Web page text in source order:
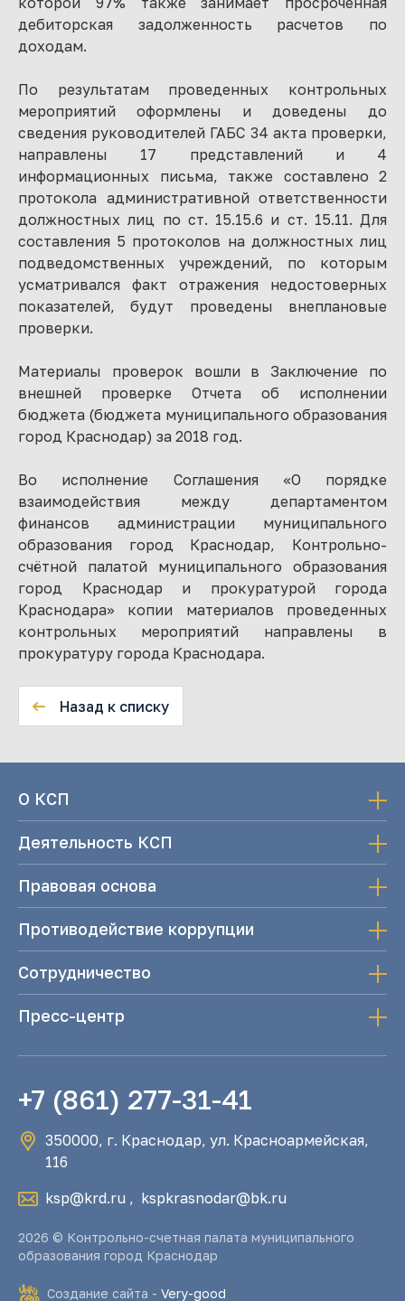
дебиторская задолженность расчетов по
доходам.
По результатам проведенных контрольных
мероприятий оформлены и доведены до
сведения руководителей ГАБС 34 акта проверки,
направлены 17 представлений и 4
информационных письма, также составлено 2
протокола административной ответственности
должностных лиц по ст. 15.15.6 и ст. 15.11. Для
составления 5 протоколов на должностных лиц
подведомственных учреждений, по которым
усматривался факт отражения недостоверных
показателей, будут проведены внеплановые
проверки.
Материалы проверок вошли в Заключение по
внешней проверке Отчета об исполнении
бюджета (бюджета муниципального образования
город Краснодар) за 2018 год.
Во исполнение Соглашения «О порядке
взаимодействия между департаментом
финансов администрации муниципального
образования город Краснодар, Контрольно-
счётной палатой муниципального образования
город Краснодар и прокуратурой города
Краснодара» копии материалов проведенных
контрольных мероприятий направлены в
прокуратуру города Краснодара.
Назад к списку
О КСП
Деятельность КСП
Правовая основа
Противодействие коррупции
Сотрудничество
Пресс-центр
+7 (861) 277-31-41
350000, г. Краснодар, ул. Красноармейская,
116
ksp@krd.ru , kspkrasnodar@bk.ru
2026 © Контрольно-счетная палата муниципального
образования город Краснодар
Создание сайта - Very-good